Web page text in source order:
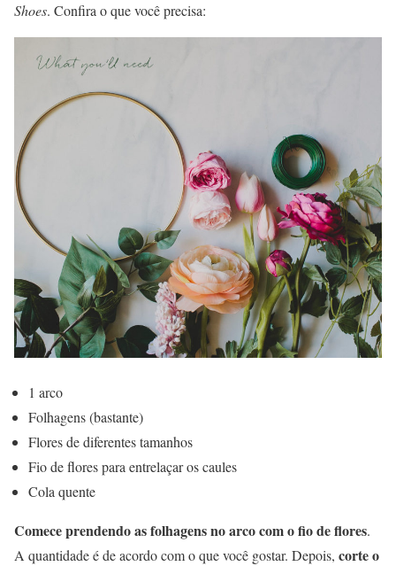
Shoes. Confira o que você precisa:
1 arco
Folhagens (bastante)
Flores de diferentes tamanhos
Fio de flores para entrelaçar os caules
Cola quente
Comece prendendo as folhagens no arco com o fio de flores.
A quantidade é de acordo com o que você gostar. Depois, corte o